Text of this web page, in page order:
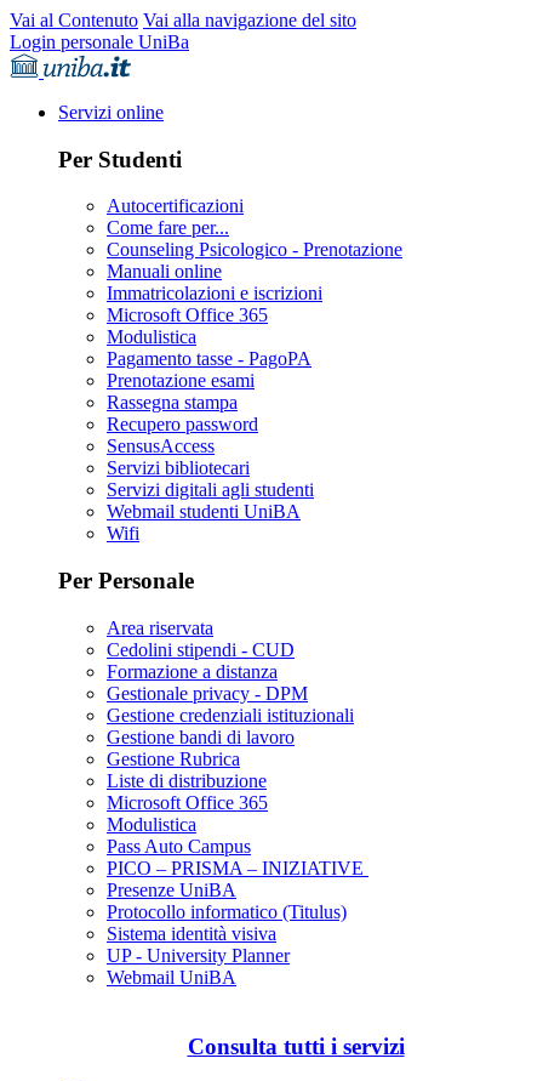
Vai al Contenuto Vai alla navigazione del sito
Login personale UniBa
Servizi online
Per Studenti
Autocertificazioni
Come fare per...
Counseling Psicologico - Prenotazione
Manuali online
Immatricolazioni e iscrizioni
Microsoft Office 365
Modulistica
Pagamento tasse - PagoPA
Prenotazione esami
Rassegna stampa
Recupero password
SensusAccess
Servizi bibliotecari
Servizi digitali agli studenti
Webmail studenti UniBA
Wifi
Per Personale
Area riservata
Cedolini stipendi - CUD
Formazione a distanza
Gestionale privacy - DPM
Gestione credenziali istituzionali
Gestione bandi di lavoro
Gestione Rubrica
Liste di distribuzione
Microsoft Office 365
Modulistica
Pass Auto Campus
PICO – PRISMA – INIZIATIVE
Presenze UniBA
Protocollo informatico (Titulus)
Sistema identità visiva
UP - University Planner
Webmail UniBA
Consulta tutti i servizi